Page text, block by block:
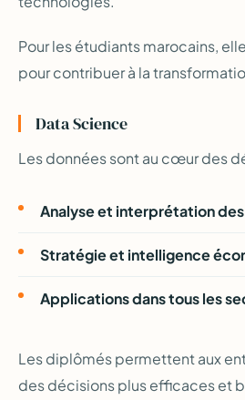
Pour les étudiants marocains,
pour contribuer à la
Data Science
Les données sont au cœur des
Analyse et interprétation
Stratégie et intelligence
Applications dans tous les
Les diplômés permettent aux
des décisions plus efficaces et